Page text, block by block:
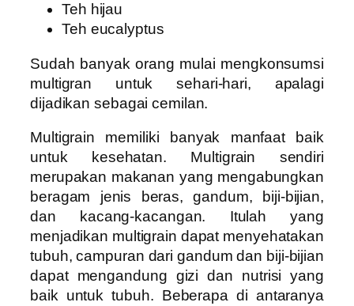
Teh hijau
Teh eucalyptus
Sudah banyak orang mulai mengkonsumsi
multigran untuk sehari-hari, apalagi
dijadikan sebagai cemilan.
Multigrain memiliki banyak manfaat baik
untuk kesehatan. Multigrain sendiri
merupakan makanan yang mengabungkan
beragam jenis beras, gandum, biji-bijian,
dan kacang-kacangan. Itulah yang
menjadikan multigrain dapat menyehatakan
tubuh, campuran dari gandum dan biji-bijian
dapat mengandung gizi dan nutrisi yang
baik untuk tubuh. Beberapa di antaranya